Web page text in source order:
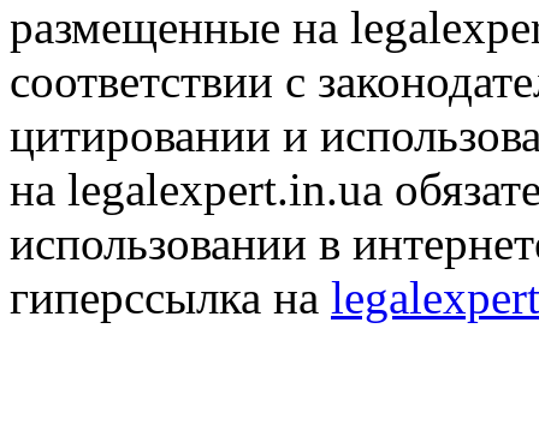
размещенные на
соответствии с
цитировании и
на legalexpert.in.ua
использовании в
гиперссылка на